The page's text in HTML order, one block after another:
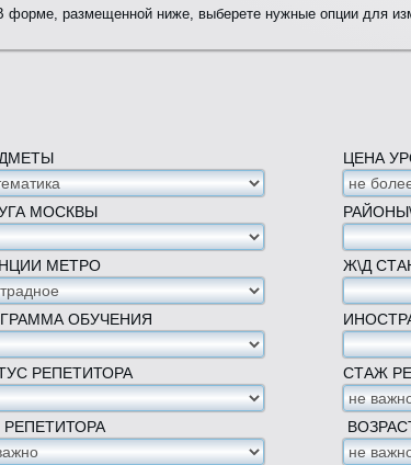
форме, размещенной ниже, выберете нужные опции для
ЦЕНА
МОСКВЫ
МЕТРО Ж\Д
ОБУЧЕНИЯ
РЕПЕТИТОРА СТАЖ
РЕПЕТИТОРА